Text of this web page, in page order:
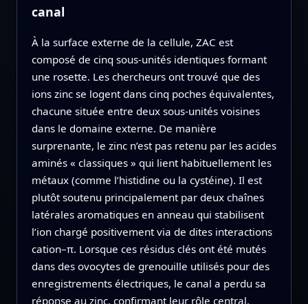
canal
À la surface externe de la cellule, ZAC est
composé de cinq sous‑unités identiques formant
une rosette. Les chercheurs ont trouvé que des
ions zinc se logent dans cinq poches équivalentes,
chacune située entre deux sous‑unités voisines
dans le domaine externe. De manière
surprenante, le zinc n’est pas retenu par les acides
aminés « classiques » qui lient habituellement les
métaux (comme l’histidine ou la cystéine). Il est
plutôt soutenu principalement par deux chaînes
latérales aromatiques en anneau qui stabilisent
l’ion chargé positivement via de dites interactions
cation–π. Lorsque ces résidus clés ont été mutés
dans des ovocytes de grenouille utilisés pour des
enregistrements électriques, le canal a perdu sa
réponse au zinc, confirmant leur rôle central.